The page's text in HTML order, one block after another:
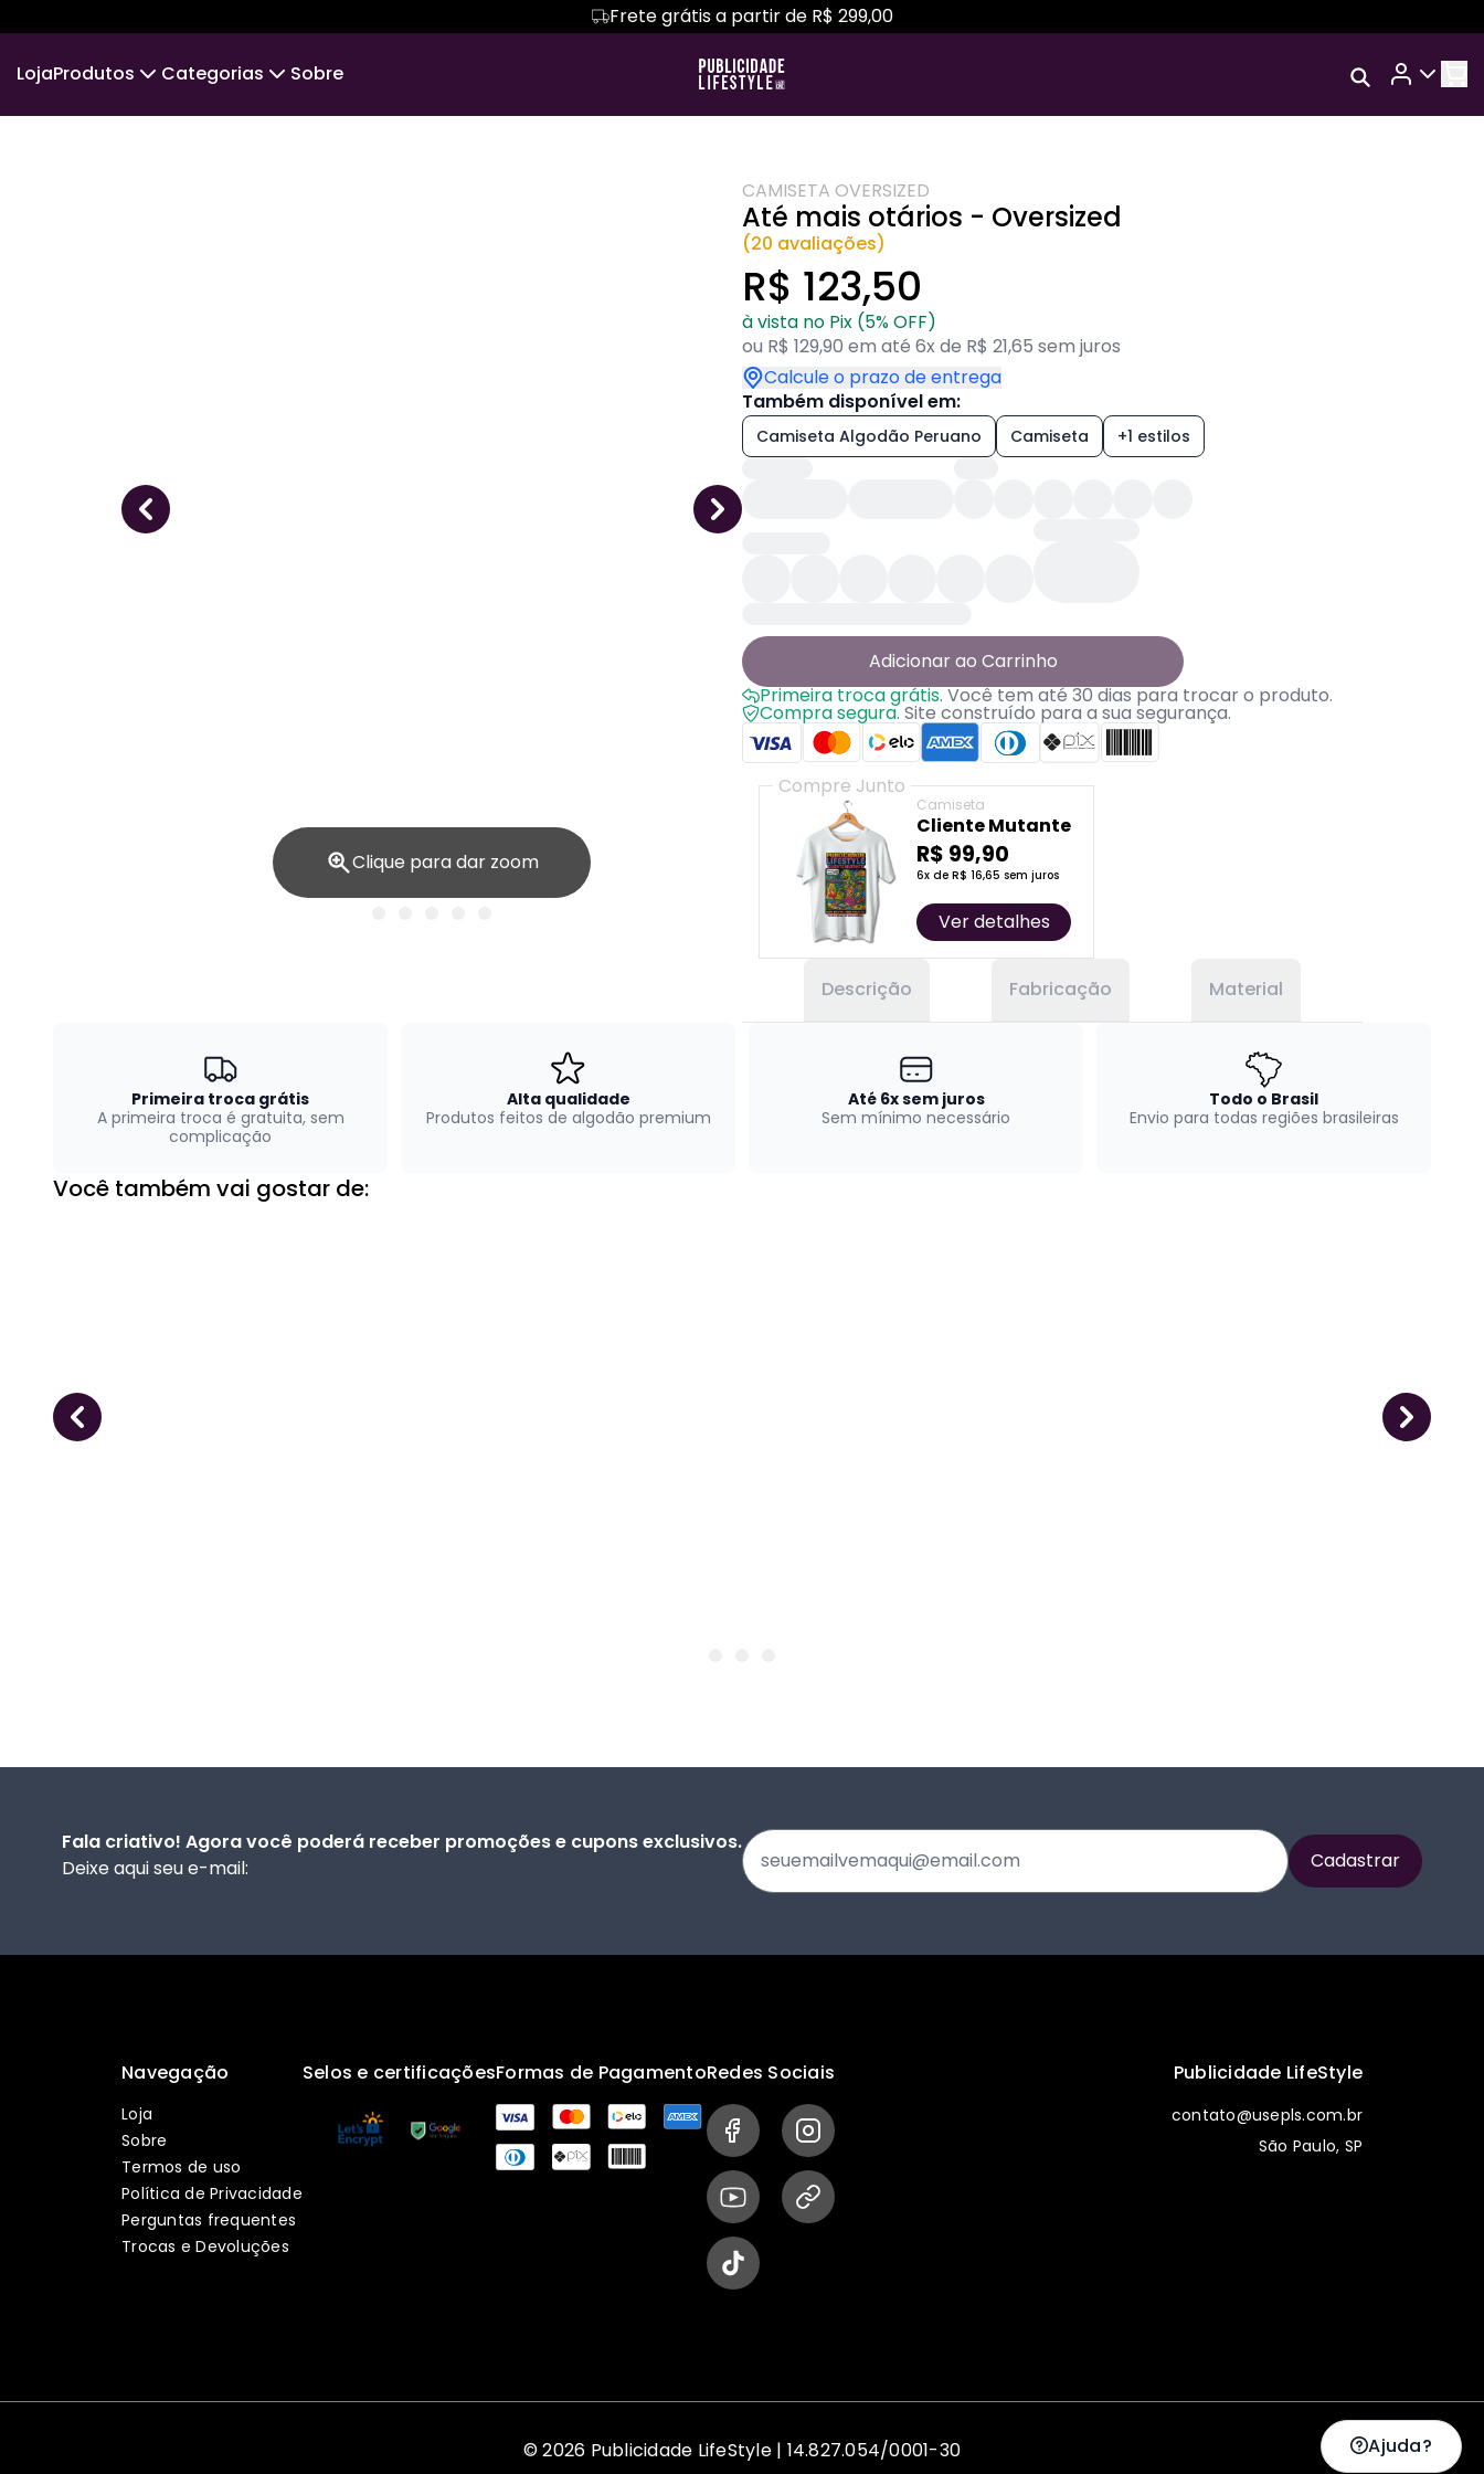
Frete grátis a partir de R$ 299,00
LojaProdutos
Camiseta
Camiseta Infantil Camiseta Algodão Peruano
Hoodie Moletom
Categorias
PLS PRIME
MENOS É MAIS TRAGO VERDADES
MARKETING DIGITAL
Sobre
Rastrear Meu
Clique para dar zoom
CAMISETA OVERSIZED
Até mais otários - Oversized
(20 avaliações)
R$ 123,50
à vista no Pix (5% OFF)
ou R$ 129,90 em até 6x de R$ 21,65 sem juros
Calcule o prazo de entrega
Também disponível em:
Camiseta Algodão Peruano Camiseta +1 estilos
Adicionar ao Carrinho
Primeira troca grátis.Você tem até 30 dias para trocar o produto.
Compra segura.Site construído para a sua segurança.
Compre Junto
Camiseta
Cliente Mutante
R$ 99,90
6x de R$ 16,65 sem juros
Ver detalhes
Descrição Fabricação Material
Primeira troca grátis
A primeira troca é gratuita, sem
complicação
Alta qualidade
Produtos feitos de algodão premium
Até 6x sem juros
Sem mínimo necessário
Todo o Brasil
Envio para todas regiões brasileiras
Você também vai gostar de:
Fala criativo! Agora você poderá receber promoções e cupons exclusivos.
Deixe aqui seu e-mail:
Navegação
Loja
Sobre
Termos de uso
Política de Privacidade
Perguntas frequentes
Trocas e Devoluções
Selos e certificaçõesFormas de PagamentoRedes Sociais Publicidade LifeStyle
contato@usepls.com.br
São Paulo, SP
© 2026 Publicidade LifeStyle | 14.827.054/0001-30 Ajuda?